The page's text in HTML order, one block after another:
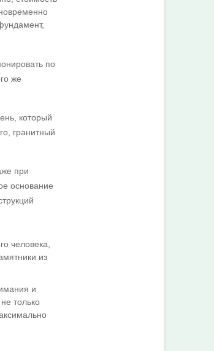
по
же
который
гранитный
при
основание
человека,
из
и
только